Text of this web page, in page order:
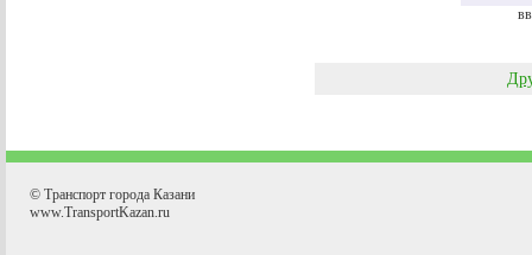
© Транспорт города Казани
www.TransportKazan.ru